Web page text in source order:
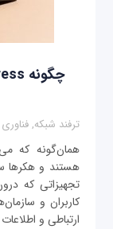
ترفند شبکه,
همان‌‌گونه که
هستند و هکرها
تجهیزاتی که
کاربران و
ارتباطی و